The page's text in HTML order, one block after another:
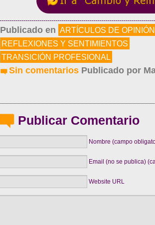
Publicado en ARTÍCULOS DE OPINIÓN
REFLEXIONES Y SENTIMIENTOS
TRANSICIÓN PROFESIONAL
Sin comentarios Publicado por
Publicar Comentario
Nombre (campo
Email (no se publica)
Website URL